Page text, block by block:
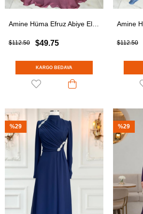
$49.75
$112.50
KARGO BEDAVA
$112.50
%29 %29